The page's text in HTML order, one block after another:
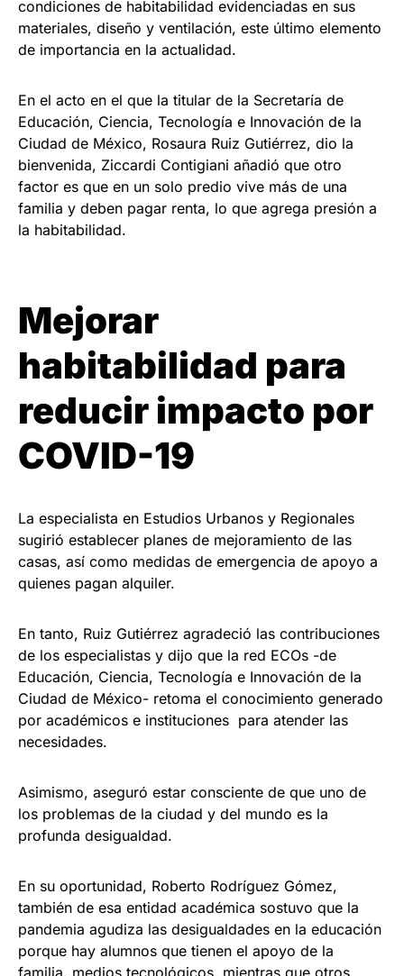
condiciones de habitabilidad evidenciadas en sus
materiales, diseño y ventilación, este último elemento
de importancia en la actualidad.
En el acto en el que la titular de la Secretaría de
Educación, Ciencia, Tecnología e Innovación de la
Ciudad de México, Rosaura Ruiz Gutiérrez, dio la
bienvenida, Ziccardi Contigiani añadió que otro
factor es que en un solo predio vive más de una
familia y deben pagar renta, lo que agrega presión a
la habitabilidad.
Mejorar
habitabilidad para
reducir impacto por
COVID-19
La especialista en Estudios Urbanos y Regionales
sugirió establecer planes de mejoramiento de las
casas, así como medidas de emergencia de apoyo a
quienes pagan alquiler.
En tanto, Ruiz Gutiérrez agradeció las contribuciones
de los especialistas y dijo que la red ECOs -de
Educación, Ciencia, Tecnología e Innovación de la
Ciudad de México- retoma el conocimiento generado
por académicos e instituciones para atender las
necesidades.
Asimismo, aseguró estar consciente de que uno de
los problemas de la ciudad y del mundo es la
profunda desigualdad.
En su oportunidad, Roberto Rodríguez Gómez,
también de esa entidad académica sostuvo que la
pandemia agudiza las desigualdades en la educación
porque hay alumnos que tienen el apoyo de la